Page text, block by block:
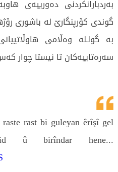
بەردبارانکردنی دەورییەی
گوندی کۆرپنگارێ لە باشوری
بە گولـلە وەڵامی
سەرەتاییەکان تا ئیستا چوار
rast bi guleyan êrîşî gel
û birîndar hene...